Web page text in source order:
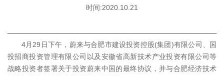
时间:2020.10.21
4月29日下午，蔚来与合肥市建设投资控股(集团)有限公司、国
投招商投资管理有限公司以及安徽省高新技术产业投资有限公司等
战略投资者签署关于投资蔚来中国的最终协议，并与合肥经济技术